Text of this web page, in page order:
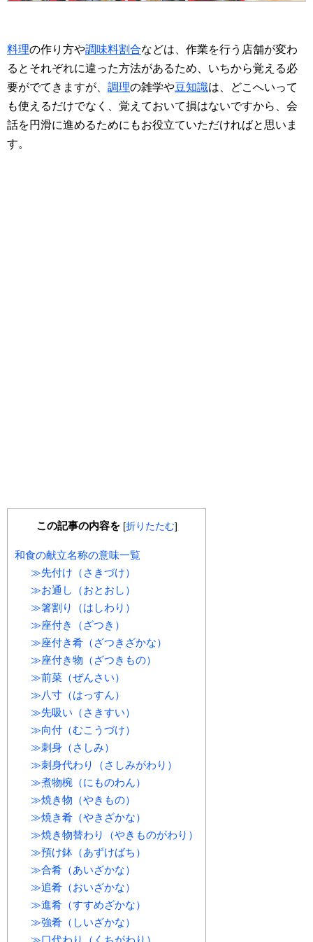
料理の作り方や調味料割合などは、作業を行う店舗が変わ
るとそれぞれに違った方法があるため、いちから覚える必
要がでてきますが、 調理の雑学や豆知識は、どこへいって
も使えるだけでなく、覚えておいて損はないですから、会
話を円滑に進めるためにもお役立ていただければと思いま
す。
この記事の内容を [折りたたむ]
和食の献立名称の意味一覧
≫先付け（さきづけ）
≫お通し（おとおし）
≫箸割り（はしわり）
≫座付き（ざつき）
≫座付き肴（ざつきざかな）
≫座付き物（ざつきもの）
≫前菜（ぜんさい）
≫八寸（はっすん）
≫先吸い（さきすい）
≫向付（むこうづけ）
≫刺身（さしみ）
≫刺身代わり（さしみがわり）
≫煮物椀（にものわん）
≫焼き物（やきもの）
≫焼き肴（やきざかな）
≫焼き物替わり（やきものがわり）
≫預け鉢（あずけばち）
≫合肴（あいざかな）
≫追肴（おいざかな）
≫進肴（すすめざかな）
≫強肴（しいざかな）
≫口代わり（くちがわり）